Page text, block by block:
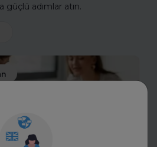
adımlar atın.